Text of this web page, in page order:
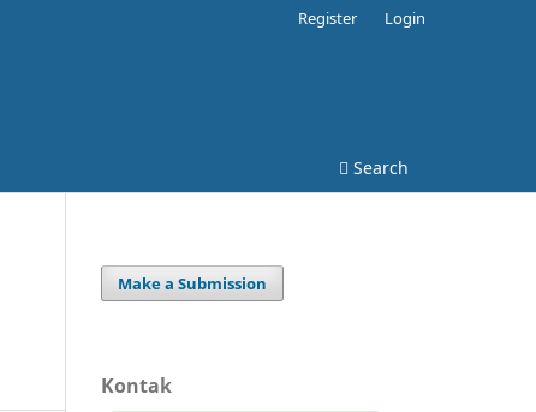
Search
Register Login
Make a Submission
Kontak